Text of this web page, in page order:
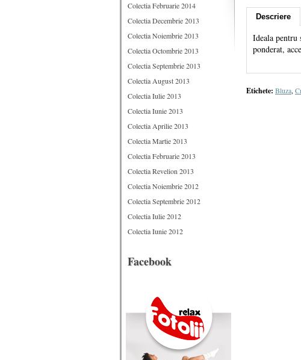
Colectia Februarie 2014
Colectia Decembrie 2013
Colectia Noiembrie 2013
Colectia Octombrie 2013
Colectia Septembrie 2013
Colectia August 2013
Colectia Iulie 2013
Colectia Iunie 2013
Colectia Aprilie 2013
Colectia Martie 2013
Colectia Februarie 2013
Colectia Revelion 2013
Colectia Noiembrie 2012
Colectia Septembrie 2012
Colectia Iulie 2012
Colectia Iunie 2012
Facebook
Descriere
Ideala pentru
ponderat,
Etichete: Bluza,